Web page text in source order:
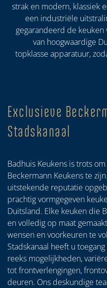
strak en modern, klassiek
een industriële
gegarandeerd de
van hoogwaardige
topklasse apparatuur,
Exclusieve
Stadskanaal
Badhuis Keukens is trots
Beckermann Keukens te
uitstekende reputatie
prachtig vormgegeven
Duitsland. Elke keuken die
en volledig op maat
wensen en voorkeuren te
Stadskanaal heeft u
reeks mogelijkheden,
tot frontverlengingen,
deuren. Ons deskundige